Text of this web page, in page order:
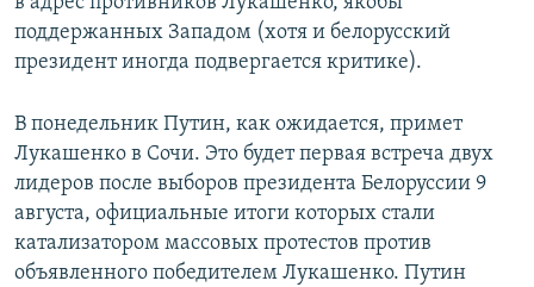
поддержанных Западом (хотя и белорусский
президент иногда подвергается критике).
В понедельник Путин, как ожидается, примет
Лукашенко в Сочи. Это будет первая встреча двух
лидеров после выборов президента Белоруссии 9
августа, официальные итоги которых стали
катализатором массовых протестов против
объявленного победителем Лукашенко. Путин